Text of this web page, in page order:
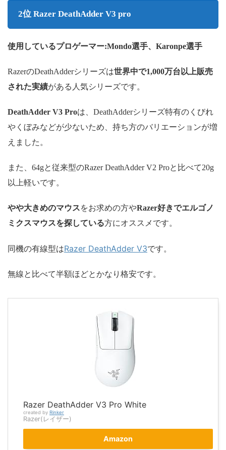
2位 Razer DeathAdder V3 pro
使用しているプロゲーマー:Mondo選手、Karonpe選手
RazerのDeathAdderシリーズは世界中で1,000万台以上販売
された実績がある人気シリーズです。
DeathAdder V3 Proは、DeathAdderシリーズ特有のくびれ
やくぼみなどが少ないため、持ち方のバリエーションが増
えました。
また、64gと従来型のRazer DeathAdder V2 Proと比べて20g
以上軽いです。
やや大きめのマウスをお求めの方やRazer好きでエルゴノ
ミクスマウスを探している方にオススメです。
同機の有線型はRazer DeathAdder V3です。
無線と比べて半額ほどとかなり格安です。
Razer DeathAdder V3 Pro White
created by Rinker
Razer(レイザー)
Amazon